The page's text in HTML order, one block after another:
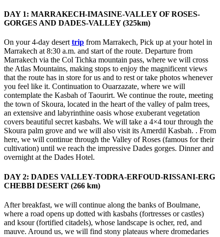
DAY 1: MARRAKECH-IMASINE-VALLEY OF ROSES-
GORGES AND DADES-VALLEY (325km)
On your 4-day desert trip from Marrakech, Pick up at your hotel in
Marrakech at 8:30 a.m. and start of the route. Departure from
Marrakech via the Col Tichka mountain pass, where we will cross
the Atlas Mountains, making stops to enjoy the magnificent views
that the route has in store for us and to rest or take photos whenever
you feel like it. Continuation to Ouarzazate, where we will
contemplate the Kasbah of Taourirt. We continue the route, meeting
the town of Skoura, located in the heart of the valley of palm trees,
an extensive and labyrinthine oasis whose exuberant vegetation
covers beautiful secret kasbahs. We will take a 4×4 tour through the
Skoura palm grove and we will also visit its Amerdil Kasbah. . From
here, we will continue through the Valley of Roses (famous for their
cultivation) until we reach the impressive Dades gorges. Dinner and
overnight at the Dades Hotel.
DAY 2: DADES VALLEY-TODRA-ERFOUD-RISSANI-ERG
CHEBBI DESERT (266 km)
After breakfast, we will continue along the banks of Boulmane,
where a road opens up dotted with kasbahs (fortresses or castles)
and ksour (fortified citadels), whose landscape is ocher, red, and
mauve. Around us, we will find stony plateaus where dromedaries